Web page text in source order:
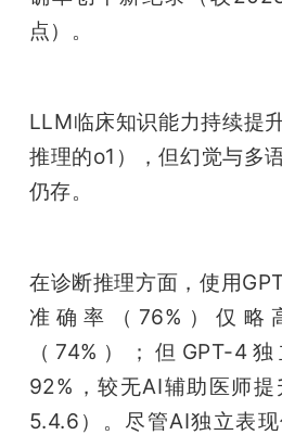
点）。
LLM临床知识能力持续提
推理的o1），但幻觉与多
仍存。
在诊断推理方面，使用
准确率（76%）仅略
（74%）；但GPT-4
92%，较无AI辅助医师
5.4.6）。尽管AI独立表